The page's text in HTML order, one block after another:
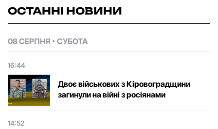
ОСТАННІ НОВИНИ
08 СЕРПНЯ СУБОТА
16:44
Двоє військових з Кіровоградщини
загинули на війні з росіянами
14:52